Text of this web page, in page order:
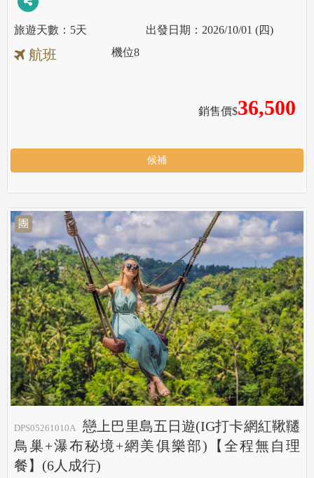
5天 2026/10/01 (四)
航班
銷售價$36,500
機位8
候補
團
DPS05261010A
戀上巴里島五日遊(IG打卡網紅鞦韆
鳥巢+瀑布秘境+網美俱樂部)【全程無自理
餐】(6人成行)